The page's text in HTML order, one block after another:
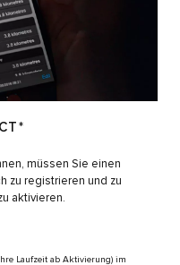
müssen Sie einen
zu registrieren und zu
aktivieren.
Laufzeit ab Aktivierung) im